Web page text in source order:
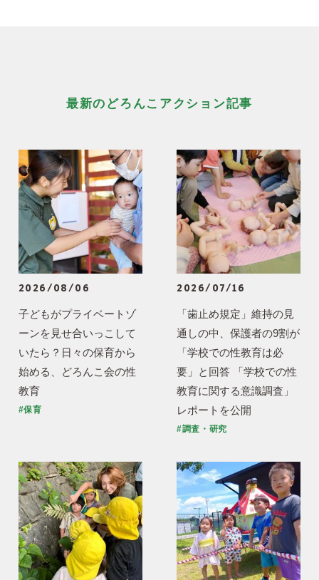
最新のどろんこアクション記事
2026/08/06
子どもがプライベートゾ
ーンを見せ合いっこして
いたら？日々の保育から
始める、どろんこ会の性
教育
#保育
2026/07/16
「歯止め規定」維持の見
通しの中、保護者の9割が
「学校での性教育は必
要」と回答 「学校での性
教育に関する意識調査」
レポートを公開
#調査・研究